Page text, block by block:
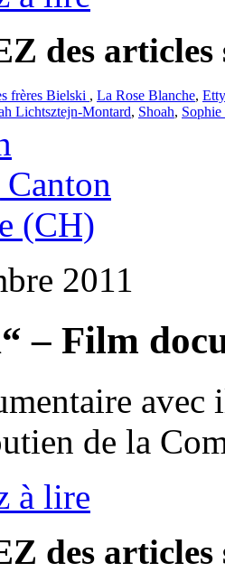
des
frères Bielski , La Rose Blanche,
Lichtsztejn-Montard, Shoah,
2011
– Film
avec
de la
à lire
des